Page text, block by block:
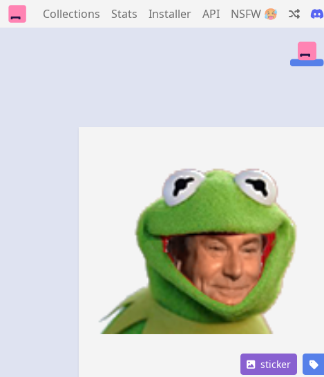
Collections Stats Installer API NSFW 🥵
sticker